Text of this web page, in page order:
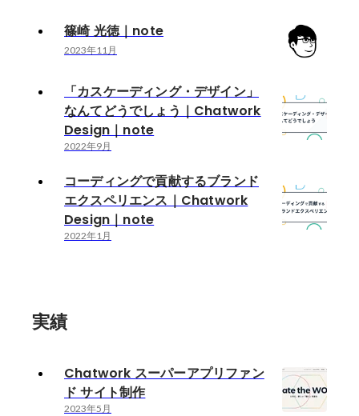
篠崎 光徳｜note
2023年11月
「カスケーディング・デザイン」
なんてどうでしょう｜Chatwork
Design｜note
2022年9月
コーディングで貢献するブランド
エクスペリエンス｜Chatwork
Design｜note
2022年1月
実績
Chatwork スーパーアプリファン
ド サイト制作
2023年5月